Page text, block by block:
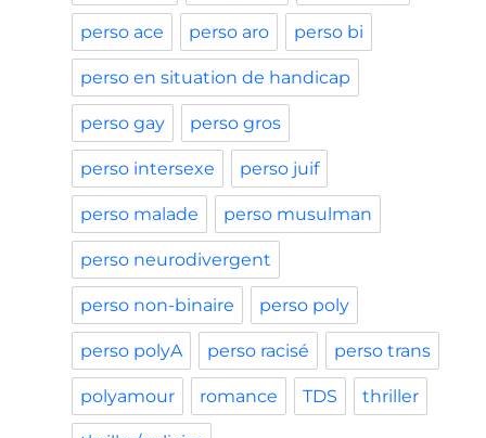
perso ace perso aro perso bi
perso en situation de handicap
perso gay perso gros
perso intersexe perso juif
perso malade perso musulman
perso neurodivergent
perso non-binaire perso poly
perso polyA perso racisé perso trans
polyamour romance TDS thriller